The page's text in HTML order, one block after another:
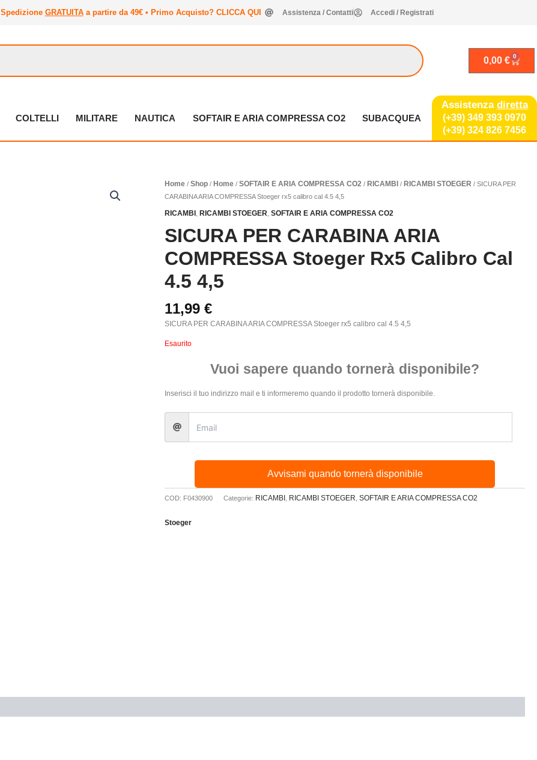
Spedizione GRATUITAa partire da 49€ • Primo Acquisto? CLICCA QUI Assistenza / Contatti Accedi / Registrati
0,00 € 0
COLTELLI MILITARE NAUTICA SOFTAIR E ARIA COMPRESSA CO2 SUBACQUEA
Assistenza diretta
(+39) 349 393 0970
(+39) 324 826 7456
Home /Shop / Home /SOFTAIR E ARIA COMPRESSA CO2 / RICAMBI / RICAMBI STOEGER / SICURA PER
CARABINA ARIA COMPRESSA Stoeger rx5 calibro cal 4.5 4,5
RICAMBI , RICAMBI STOEGER,SOFTAIR E ARIA COMPRESSA CO2
SICURA PER CARABINA ARIA
COMPRESSA Stoeger Rx5 Calibro Cal
4.5 4,5
11,99€
SICURA PER CARABINA ARIA COMPRESSA Stoeger rx5 calibro cal 4.5 4,5
Esaurito
Vuoi sapere quando tornerà disponibile?
Inserisci il tuo indirizzo mail e ti informeremo quando il prodotto tornerà disponibile.
Avvisami quando tornerà disponibile
COD: F0430900 Categorie: RICAMBI RICAMBI STOEGER ,SOFTAIR E ARIA COMPRESSA CO2
Stoeger